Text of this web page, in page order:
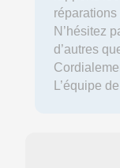
N’hésitez
d’autres
L’équipe